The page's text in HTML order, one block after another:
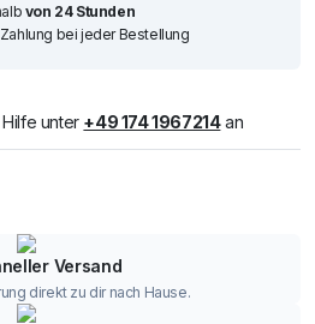
von 24 Stunden
bei jeder Bestellung
unter +49 174 1967214an
Versand
direkt zu dir nach Hause.